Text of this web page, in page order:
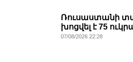
Ռուսաստանի
խոցվել է 75
07/08/2026 22:28